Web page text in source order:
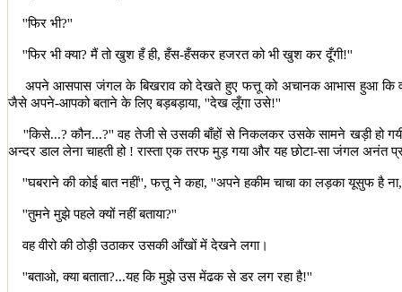
''फिर भी?''
''फिर भी क्या?मैं तो खुश हँ ही,हँस-हँसकर हजरत को भी खुश कर दूँगी!''
अपने आसपास जंगल के बिखराव को देखते हुए फत्तू को अचानक आभास हुआ कि
जैसे अपने-आपको बताने के लिए बड़बड़ाया, ''देख लूँगा उसे!''
''किसे...?कौन...?''वह तेजी से उसकी बाँहों से निकलकर उसके सामने खड़ी हो
अन्दर डाल लेना चाहती हो ! रास्ता एक तरफ मुड़ गया और यह छोटा-सा जंगल अनंत
''घबराने की कोई बात नहीं'',फत्तू ने कहा, ''अपने हकीम चाचा का लड़का यूसुफ है ना
''तुमने मुझे पहले क्यों नहीं बताया?''
वह वीरो की ठोड़ी उठाकर उसकी आँखों में देखने लगा।
''बताओ,क्या बताता?...यह कि मुझे उस मेंढक से डर लग रहा है!''